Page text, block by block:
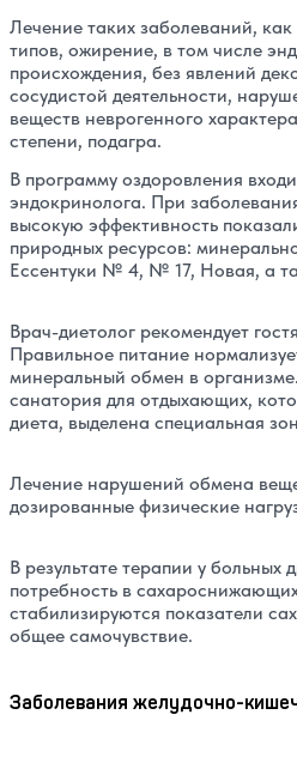
Лечение таких заболеваний,
типов, ожирение, в том числе
происхождения, без явлений
сосудистой деятельности,
веществ неврогенного
степени, подагра.
В программу оздоровления
эндокринолога. При
высокую эффективность
природных ресурсов:
Ессентуки № 4, № 17, Новая, а
Врач-диетолог рекомендует
Правильное питание
минеральный обмен в
санатория для отдыхающих,
диета, выделена специальная
Лечение нарушений обмена
дозированные физические
В результате терапии у больных
потребность в
стабилизируются показатели
общее самочувствие.
Заболевания желудочно-